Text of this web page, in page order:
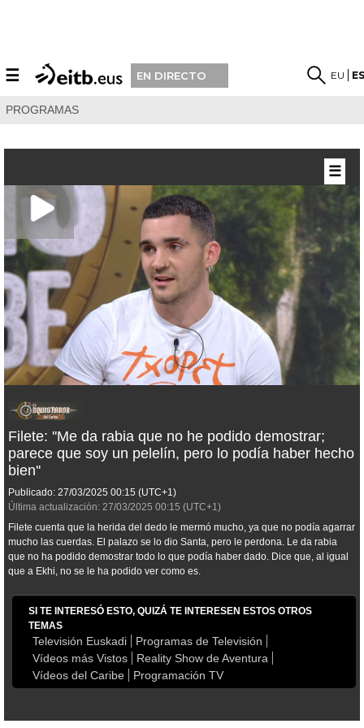
☰ EN DIRECTO EU
PROGRAMAS
Filete: ''Me da rabia que no he podido demostrar;
parece que soy un pelelín, pero lo podía haber hecho
bien''
Publicado: 27/03/2025 00:15 (UTC+1)
Última actualización: 27/03/2025 00:15 (UTC+1)
Filete cuenta que la herida del dedo le mermó mucho, ya que no podía agarrar
mucho las cuerdas. El palazo se lo dio Santa, pero le perdona. Le da rabia
que no ha podido demostrar todo lo que podía haber dado. Dice que, al igual
que a Ekhi, no se le ha podido ver como es.
SI TE INTERESÓ ESTO, QUIZÁ TE INTERESEN ESTOS OTROS
TEMAS
Televisión Euskadi
Programas de Televisión
Vídeos más Vistos
Reality Show de Aventura
Vídeos del Caribe
Programación TV
☰